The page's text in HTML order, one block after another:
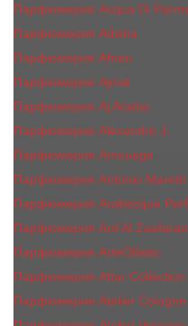
Парфюмерия Acqua Di
Парфюмерия Adisha
Парфюмерия Afnan
Парфюмерия Ajmal
Парфюмерия Aj Arabia
Парфюмерия Alexandre J.
Парфюмерия Amouage
Парфюмерия Antonio Maretti
Парфюмерия Arabesque
Парфюмерия Ard Al Zaafaran
Парфюмерия ArteOlfatto
Парфюмерия Attar Collection
Парфюмерия Atelier Cologne